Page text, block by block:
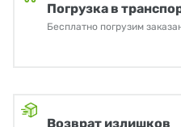
Погрузка в
Бесплатно погрузим
Возврат излишков